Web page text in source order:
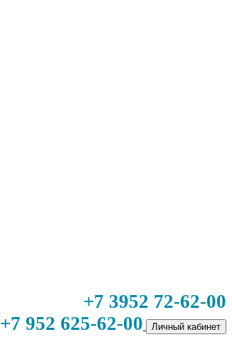
+7 3952 72-62-00
+7 952 625-62-00
Личный кабинет